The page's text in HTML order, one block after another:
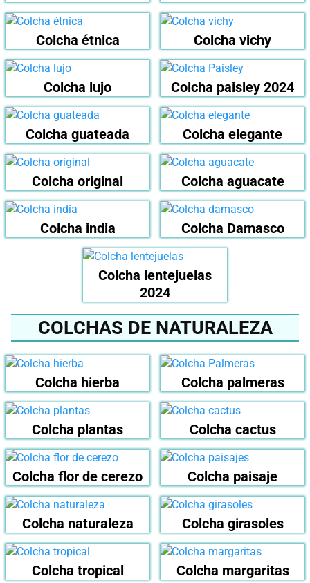
Colcha étnica Colcha vichy
Colcha lujo Colcha paisley 2024
Colcha guateada Colcha elegante
Colcha original Colcha aguacate
Colcha india Colcha Damasco
Colcha lentejuelas
2024
COLCHAS DE NATURALEZA
Colcha hierba Colcha palmeras
Colcha plantas Colcha cactus
Colcha flor de cerezo Colcha paisaje
Colcha naturaleza Colcha girasoles
Colcha tropical Colcha margaritas